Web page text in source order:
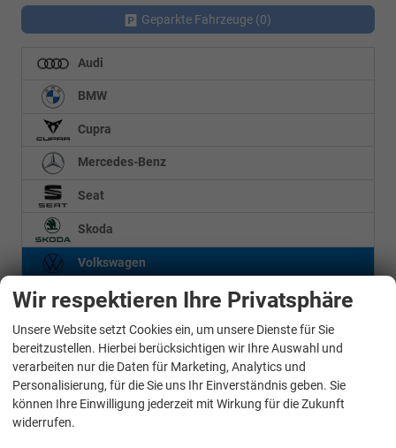
Geparkte Fahrzeuge (0)
Audi
BMW
Cupra
Mercedes-Benz
Seat
Skoda
Volkswagen
California Beach Tour
Grand California
T-Roc
T6 California
T6.1 California Beach Tour
T6.1 California Ocean
Wir respektieren Ihre Privatsphäre
Unsere Website setzt Cookies ein, um unsere Dienste für Sie
bereitzustellen. Hierbei berücksichtigen wir Ihre Auswahl und
verarbeiten nur die Daten für Marketing, Analytics und
Personalisierung, für die Sie uns Ihr Einverständnis geben. Sie
können Ihre Einwilligung jederzeit mit Wirkung für die Zukunft
widerrufen.